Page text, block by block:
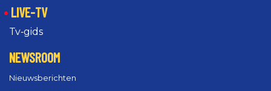
LIVE-TV
Tv‑gids
NEWSROOM
Nieuwsberichten